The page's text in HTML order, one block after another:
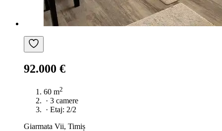
92.000 €
60 m2
· 3 camere
· Etaj: 2/2
Giarmata Vii, Timiș